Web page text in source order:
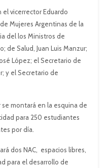
vicerrector Eduardo
Mujeres Argentinas de la
del los Ministros de
de Salud, Juan Luis Manzur;
López; el Secretario de
y el Secretario de
montará en la esquina de
para 250 estudiantes
por día.
dos NAC, espacios libres,
para el desarrollo de